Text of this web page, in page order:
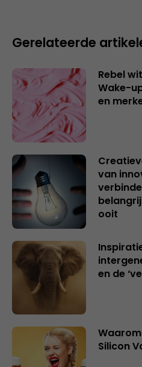
Gerelateerde
Rebel
Wake-
en
van
ooit
en de
Silicon